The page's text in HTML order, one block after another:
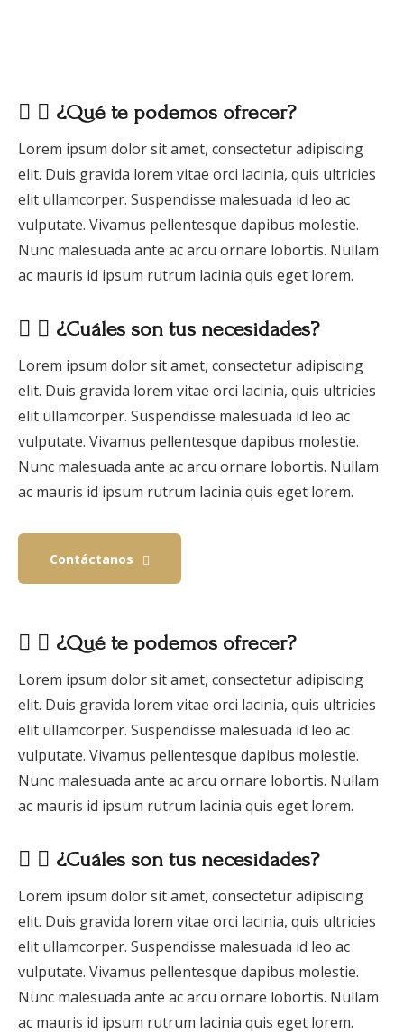
¿Qué te podemos ofrecer?
Lorem ipsum dolor sit amet, consectetur adipiscing
elit. Duis gravida lorem vitae orci lacinia, quis ultricies
elit ullamcorper. Suspendisse malesuada id leo ac
vulputate. Vivamus pellentesque dapibus molestie.
Nunc malesuada ante ac arcu ornare lobortis. Nullam
ac mauris id ipsum rutrum lacinia quis eget lorem.
¿Cuáles son tus necesidades?
Lorem ipsum dolor sit amet, consectetur adipiscing
elit. Duis gravida lorem vitae orci lacinia, quis ultricies
elit ullamcorper. Suspendisse malesuada id leo ac
vulputate. Vivamus pellentesque dapibus molestie.
Nunc malesuada ante ac arcu ornare lobortis. Nullam
ac mauris id ipsum rutrum lacinia quis eget lorem.
Contáctanos
¿Qué te podemos ofrecer?
Lorem ipsum dolor sit amet, consectetur adipiscing
elit. Duis gravida lorem vitae orci lacinia, quis ultricies
elit ullamcorper. Suspendisse malesuada id leo ac
vulputate. Vivamus pellentesque dapibus molestie.
Nunc malesuada ante ac arcu ornare lobortis. Nullam
ac mauris id ipsum rutrum lacinia quis eget lorem.
¿Cuáles son tus necesidades?
Lorem ipsum dolor sit amet, consectetur adipiscing
elit. Duis gravida lorem vitae orci lacinia, quis ultricies
elit ullamcorper. Suspendisse malesuada id leo ac
vulputate. Vivamus pellentesque dapibus molestie.
Nunc malesuada ante ac arcu ornare lobortis. Nullam
ac mauris id ipsum rutrum lacinia quis eget lorem.